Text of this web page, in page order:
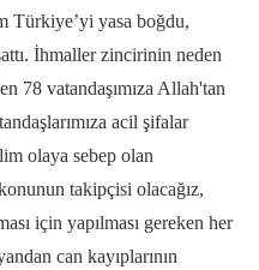
Türkiye’yi yasa boğdu,
İhmaller zincirinin neden
78 vatandaşımıza Allah'tan
acil şifalar
olaya sebep olan
takipçisi olacağız,
için yapılması gereken her
can kayıplarının